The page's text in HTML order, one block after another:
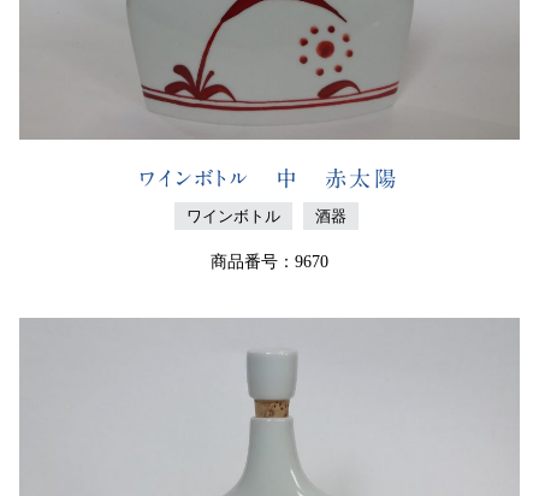
ワインボトル 中 赤太陽
ワインボトル 酒器
商品番号：9670